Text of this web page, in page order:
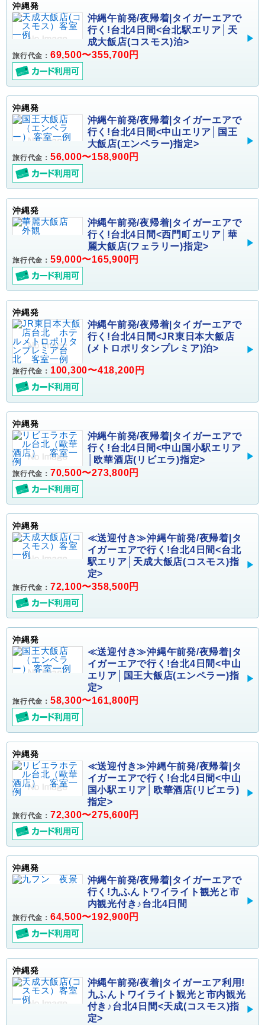
沖縄発
沖縄午前発/夜帰着|タイガーエアで
行く!台北4日間<台北駅エリア│天
成大飯店(コスモス)泊>
旅行代金： 69,500〜355,700円
沖縄発
沖縄午前発/夜帰着|タイガーエアで
行く!台北4日間<中山エリア│国王
大飯店(エンペラー)指定>
旅行代金： 56,000〜158,900円
沖縄発
沖縄午前発/夜帰着|タイガーエアで
行く!台北4日間<西門町エリア│華
麗大飯店(フェラリー)指定>
旅行代金： 59,000〜165,900円
沖縄発
沖縄午前発/夜帰着|タイガーエアで
行く!台北4日間<JR東日本大飯店
(メトロポリタンプレミア)泊>
旅行代金： 100,300〜418,200円
沖縄発
沖縄午前発/夜帰着|タイガーエアで
行く!台北4日間<中山国小駅エリア
│欧華酒店(リビエラ)指定>
旅行代金： 70,500〜273,800円
沖縄発
≪送迎付き≫沖縄午前発/夜帰着|タ
イガーエアで行く!台北4日間<台北
駅エリア│天成大飯店(コスモス)指
定>
旅行代金： 72,100〜358,500円
沖縄発
≪送迎付き≫沖縄午前発/夜帰着|タ
イガーエアで行く!台北4日間<中山
エリア│国王大飯店(エンペラー)指
定>
旅行代金： 58,300〜161,800円
沖縄発
≪送迎付き≫沖縄午前発/夜帰着|タ
イガーエアで行く!台北4日間<中山
国小駅エリア│欧華酒店(リビエラ)
指定>
旅行代金： 72,300〜275,600円
沖縄発
沖縄午前発/夜帰着|タイガーエアで
行く!九ふんトワイライト観光と市
内観光付き♪台北4日間
旅行代金： 64,500〜192,900円
沖縄発
沖縄午前発/夜着|タイガーエア利用!
九ふんトワイライト観光と市内観光
付き♪台北4日間<天成(コスモス)指
定>